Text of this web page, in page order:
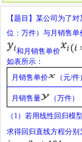
【题目】 某公司为了对
位：万件）与月销售单
和月销售单价
如表所示：
月销售单价
（元/件
月销售量 （万件）
（ 1 ）若用线性回归模
求得回归直线方程分别